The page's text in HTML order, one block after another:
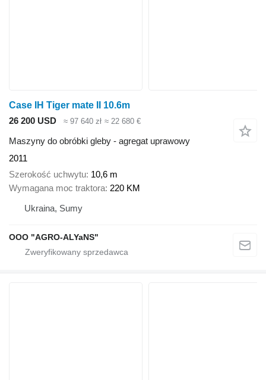
Case IH Tiger mate II 10.6m
26 200 USD
≈ 97 640 zł ≈ 22 680 €
Maszyny do obróbki gleby - agregat uprawowy
2011
Szerokość uchwytu 10,6 m
Wymagana moc traktora 220 KM
Ukraina, Sumy
OOO "AGRO-ALYaNS"